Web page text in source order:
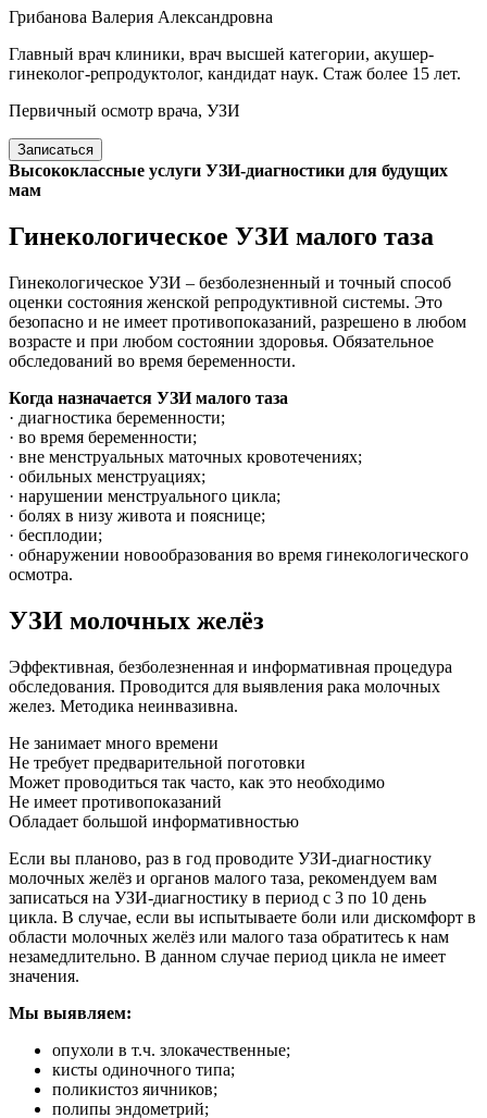
Грибанова Валерия Александровна
Главный врач клиники, врач высшей категории, акушер-
гинеколог-репродуктолог, кандидат наук. Стаж более 15 лет.
Первичный осмотр врача, УЗИ
Записаться
Высококлассные услуги УЗИ-диагностики для будущих
мам
Гинекологическое УЗИ малого таза
Гинекологическое УЗИ – безболезненный и точный способ
оценки состояния женской репродуктивной системы. Это
безопасно и не имеет противопоказаний, разрешено в любом
возрасте и при любом состоянии здоровья. Обязательное
обследований во время беременности.
Когда назначается УЗИ малого таза
· диагностика беременности;
· во время беременности;
· вне менструальных маточных кровотечениях;
· обильных менструациях;
· нарушении менструального цикла;
· болях в низу живота и пояснице;
· бесплодии;
· обнаружении новообразования во время гинекологического
осмотра.
УЗИ молочных желёз
Эффективная, безболезненная и информативная процедура
обследования. Проводится для выявления рака молочных
желез. Методика неинвазивна.
Не занимает много времени
Не требует предварительной поготовки
Может проводиться так часто, как это необходимо
Не имеет противопоказаний
Обладает большой информативностью
Если вы планово, раз в год проводите УЗИ-диагностику
молочных желёз и органов малого таза, рекомендуем вам
записаться на УЗИ-диагностику в период с 3 по 10 день
цикла. В случае, если вы испытываете боли или дискомфорт в
области молочных желёз или малого таза обратитесь к нам
незамедлительно. В данном случае период цикла не имеет
значения.
Мы выявляем:
опухоли в т.ч. злокачественные;
кисты одиночного типа;
поликистоз яичников;
полипы эндометрий;